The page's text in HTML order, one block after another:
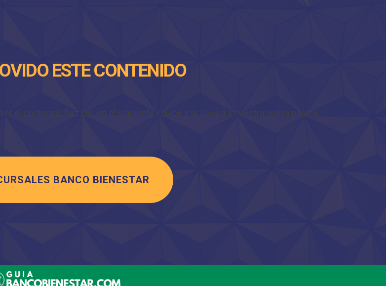
ESTE CONTENIDO
el contenido haz clic en el siguiente enlace y te llevará a nuestra nueva página.
BANCO BIENESTAR